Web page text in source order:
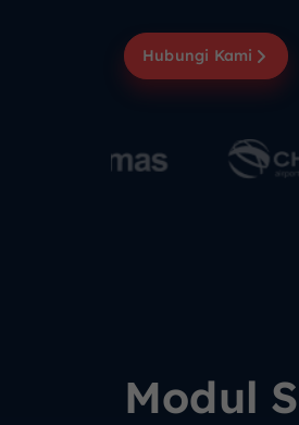
Hubungi Kami
Modul